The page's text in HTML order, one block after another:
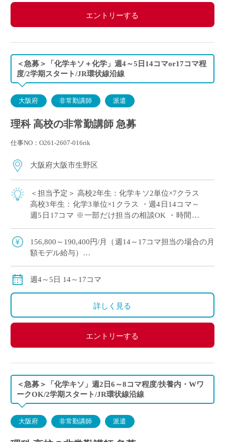
エントリーする
＜急募＞「化学キソ＋化学」週4～5日14コマor17コマ程
度/2学期スタート/JR環状線沿線
大阪府 非常勤講師 派遣
理科 高校の非常勤講師 急募
仕事NO：O261-2607-016rik
大阪府大阪市生野区
＜担当予定＞ 高校2年生：化学キソ2単位×7クラス
高校3年生：化学3単位×1クラス ・週4日14コマ～
週5日17コマ ※一部だけ担当の相談OK ・時間割
科の非常勤講師で勤務 […]
156,800～190,400円/月（週14～17コマ担当の場合の月
額モデル給与）
※月の途中からご勤務開始の場合は、日割計算になり
週4～5日 14～17コマ
詳しく見る
エントリーする
＜急募＞「化学キソ」週2日6～8コマ程度/扶養内・Wワ
ークOK/2学期スタート/JR環状線沿線
大阪府 非常勤講師 派遣